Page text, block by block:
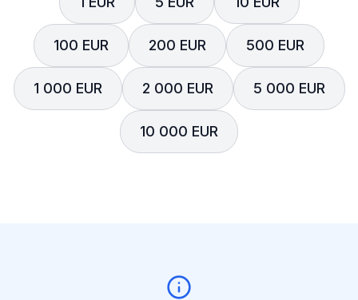
100 EUR 200 EUR 500 EUR
1 000 EUR 2 000 EUR 5 000 EUR
10 000 EUR